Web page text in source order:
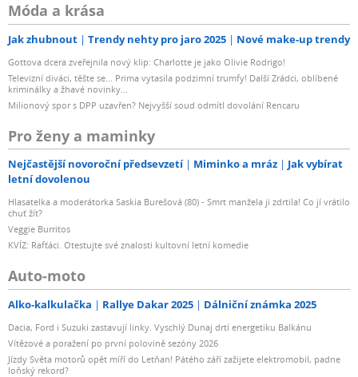
Móda a krása
Jak zhubnout Trendy nehty pro jaro 2025 Nové make-up trendy
Gottova dcera zveřejnila nový klip: Charlotte je jako Olivie Rodrigo!
Televizní diváci, těšte se... Prima vytasila podzimní trumfy! Další Zrádci, oblíbené
kriminálky a žhavé novinky...
Milionový spor s DPP uzavřen? Nejvyšší soud odmítl dovolání Rencaru
Pro ženy a maminky
Nejčastější novoroční předsevzetí Miminko a mráz
Jak vybírat
letní dovolenou
Hlasatelka a moderátorka Saskia Burešová (80) - Smrt manžela ji zdrtila! Co jí vrátilo
chuť žít?
Veggie Burritos
KVÍZ: Rafťáci. Otestujte své znalosti kultovní letní komedie
Auto-moto
Alko-kalkulačka Rallye Dakar 2025 Dálniční známka 2025
Dacia, Ford i Suzuki zastavují linky. Vyschlý Dunaj drtí energetiku Balkánu
Vítězové a poražení po první polovině sezóny 2026
Jízdy Světa motorů opět míří do Letňan! Pátého září zažijete elektromobil, padne
loňský rekord?